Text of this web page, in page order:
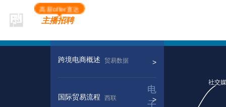
高薪offer直达
主播招聘
跨境电商概述 贸易数据
国际贸易流程 西联